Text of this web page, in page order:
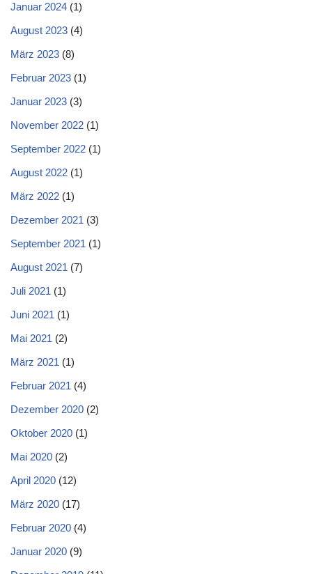
Januar 2024 (1)
August 2023 (4)
März 2023 (8)
Februar 2023 (1)
Januar 2023 (3)
November 2022 (1)
September 2022 (1)
August 2022 (1)
März 2022 (1)
Dezember 2021 (3)
September 2021 (1)
August 2021 (7)
Juli 2021 (1)
Juni 2021 (1)
Mai 2021 (2)
März 2021 (1)
Februar 2021 (4)
Dezember 2020 (2)
Oktober 2020 (1)
Mai 2020 (2)
April 2020 (12)
März 2020 (17)
Februar 2020 (4)
Januar 2020 (9)